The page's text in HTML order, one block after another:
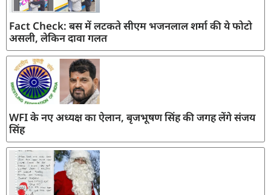
Fact Check: बस में लटकते सीएम भजनलाल शर्मा की ये फोटो
असली, लेकिन दावा गलत
WFI के नए अध्यक्ष का ऐलान, बृजभूषण सिंह की जगह लेंगे संजय
सिंह